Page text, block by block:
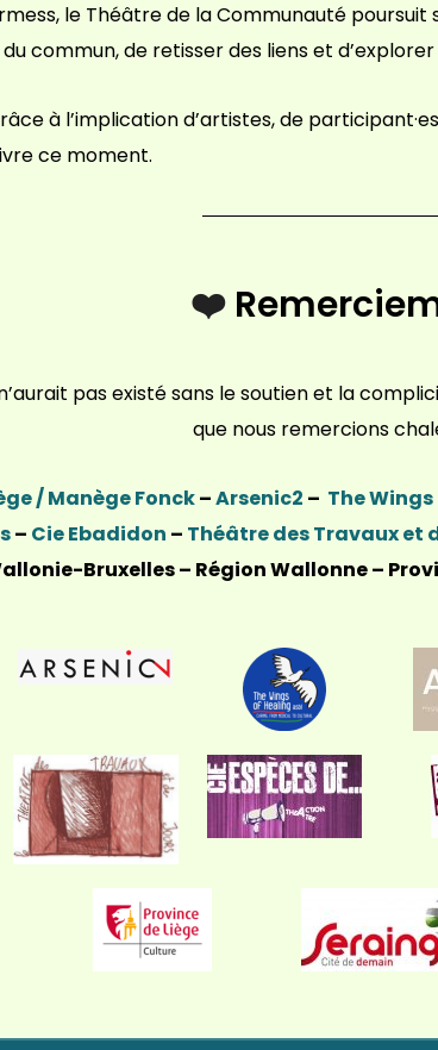
le Théâtre de la Communauté
commun, de retisser des liens et
à l’implication d’artistes, de
ce moment.
❤️
pas existé sans le soutien et la
que nous remercions
/ Manège Fonck–Arsenic2 – The
– Cie Ebadidon – Théâtre des Travaux et
Bruxelles – Région Wallonne –